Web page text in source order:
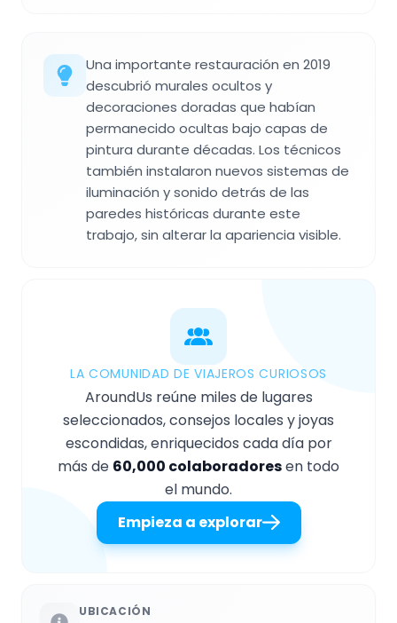
Una importante restauración en 2019
descubrió murales ocultos y
decoraciones doradas que habían
permanecido ocultas bajo capas de
pintura durante décadas. Los técnicos
también instalaron nuevos sistemas de
iluminación y sonido detrás de las
paredes históricas durante este
trabajo, sin alterar la apariencia visible.
LA COMUNIDAD DE VIAJEROS CURIOSOS
AroundUs reúne miles de lugares
seleccionados, consejos locales y joyas
escondidas, enriquecidos cada día por
más de 60,000 colaboradoresen todo
el mundo.
Empieza a explorar
UBICACIÓN